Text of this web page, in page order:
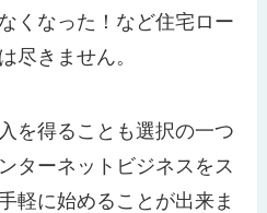
くなった！など住宅ロー
尽きません。
を得ることも選択の一つ
ターネットビジネスをス
軽に始めることが出来ま